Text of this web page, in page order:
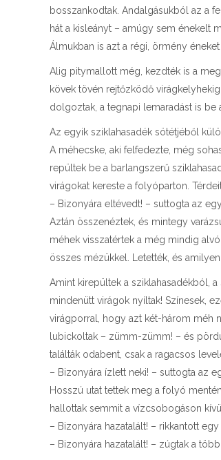
bosszankodtak. Andalgásukból az a
hát a kisleányt – amúgy sem énekelt
Álmukban is azt a régi, örmény
Alig pitymallott még, kezdték is a
kövek tövén rejtőzködő
dolgoztak, a tegnapi lemaradást is be
Az egyik sziklahasadék sötétjéből
A méhecske, aki felfedezte, még
repültek be a barlangszerű
virágokat kereste a folyóparton.
– Bizonyára eltévedt! – suttogta az
Aztán összenéztek, és mintegy
méhek visszatértek a még mindig
összes mézükkel. Letették, és
Amint kirepültek a sziklahasadékból,
mindenütt virágok nyíltak! Színesek,
virágporral, hogy azt két-három méh
lubickoltak – zümm-zümm! – és
találták odabent, csak a ragacsos
– Bizonyára ízlett neki! – suttogta az
Hosszú utat tettek meg a folyó
hallottak semmit a vízcsobogáson kívül.
– Bizonyára hazatalált! – rikkantott egy
– Bizonyára hazatalált! – zúgtak a